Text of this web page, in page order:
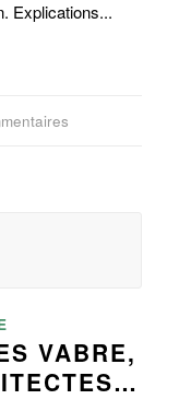
Explications...
VABRE,